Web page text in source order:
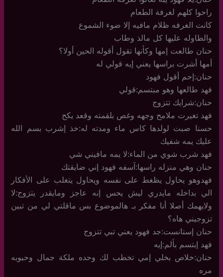
راحوا كلهم لغرفة الطعام
كانت الغرفه ظلام مافيه إلا ضوء الشموع
والطاوله عليها كل مالذ وطاب
حنان طالعت إمها وكأنها تقول أقوله الحين أولا؟
أمها أشرت براسها يعني إيه قولي له
حنان:إحم أقول فهود
فهد طالعها وهو مبتسم:قولي
حنان:شرايك تتزوج
فهد تغيرت ملامح وجهه وغص بلقمته وقعد يكح
حسنا صبت لولدها كاس ماء ومدته له:خذ إشرب بسم الله
عليك يمه شفيك
فهد شرب شوي من الماء:لا يمه مافيني شي
حنان وهي منزله راسها:آسفه فهود إني ضايقتك
فهدوهو يحاول يظغط على نفسه ويحاول يتغلب على الأفكار
الي بداخله مايدري ليش يحس إنه عاجز ومايقدر يتزوج:لا
ولايهمك أصلا أنا مفكر بـ هالموضوع بس ماقلتي لي من تبين
تزوجيني هاه؟
حنان إستانست:جد فهود يعني تبي تتزوج
فهد إبتسم بألم:إيه
حنان:خلاص بخلي إمي تخطب لك وحده ملكة جمال وحبوبه
مره